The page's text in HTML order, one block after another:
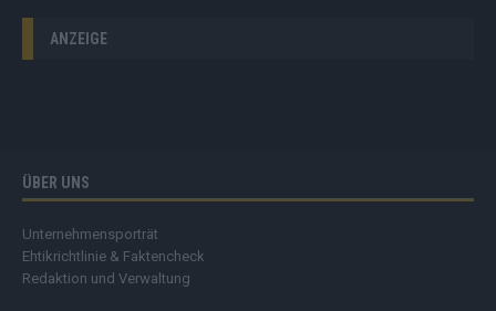
ANZEIGE
ÜBER UNS
Unternehmensporträt
Ehtikrichtlinie & Faktencheck
Redaktion und Verwaltung